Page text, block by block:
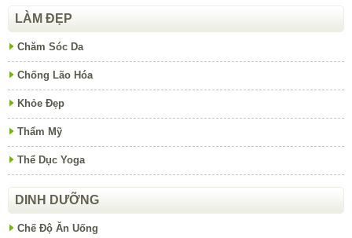
LÀM ĐẸP
Chăm Sóc Da
Chống Lão Hóa
Khỏe Đẹp
Thẩm Mỹ
Thể Dục Yoga
DINH DƯỠNG
Chế Độ Ăn Uống